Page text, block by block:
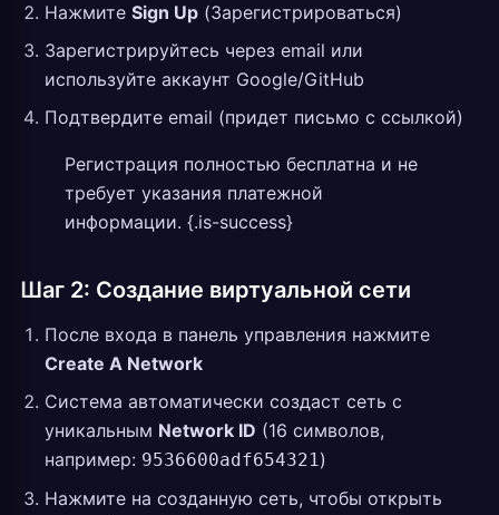
Нажмите Sign Up (Зарегистрироваться)
Зарегистрируйтесь через email или
используйте аккаунт Google/GitHub
Подтвердите email (придет письмо с ссылкой)
Регистрация полностью бесплатна и не
требует указания платежной
информации. {.is-success}
Шаг 2: Создание виртуальной сети
После входа в панель управления нажмите
Create A Network
Система автоматически создаст сеть с
уникальным Network ID (16 символов,
например: 9536600adf654321)
Нажмите на созданную сеть, чтобы открыть